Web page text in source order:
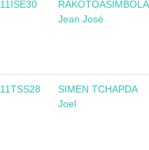
11ISE30
RAKOTOASIMBOLA
Jean José
11TSS28
SIMEN TCHAPDA
Joel